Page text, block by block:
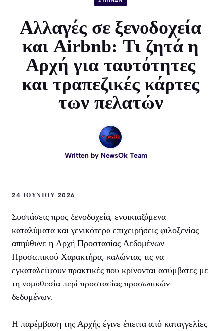
Αλλαγές σε ξενοδοχεία
και Airbnb: Τι ζητά η
Αρχή για ταυτότητες
και τραπεζικές κάρτες
των πελατών
Written by NewsOk Team
24 ΙΟΥΝΊΟΥ 2026
Συστάσεις προς ξενοδοχεία, ενοικιαζόμενα
καταλύματα και γενικότερα επιχειρήσεις φιλοξενίας
απηύθυνε η Αρχή Προστασίας Δεδομένων
Προσωπικού Χαρακτήρα, καλώντας τις να
εγκαταλείψουν πρακτικές που κρίνονται ασύμβατες με
τη νομοθεσία περί προστασίας προσωπικών
δεδομένων.
Η παρέμβαση της Αρχής έγινε έπειτα από καταγγελίες